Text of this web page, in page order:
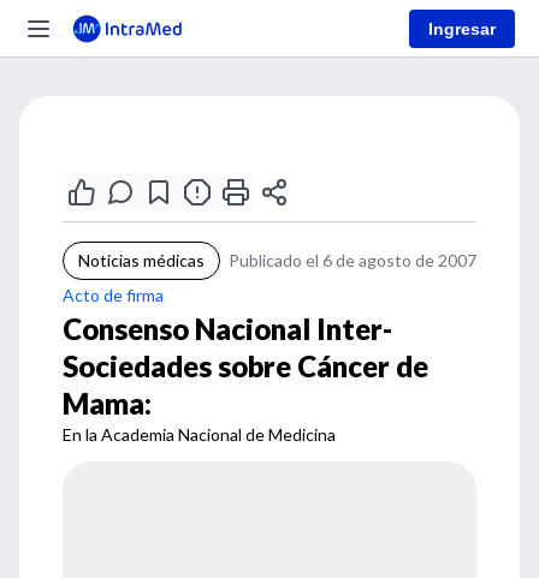
Ingresar
Noticias médicas
Publicado el 6 de agosto de 2007
Acto de firma
Consenso Nacional Inter-
Sociedades sobre Cáncer de
Mama:
En la Academia Nacional de Medicina